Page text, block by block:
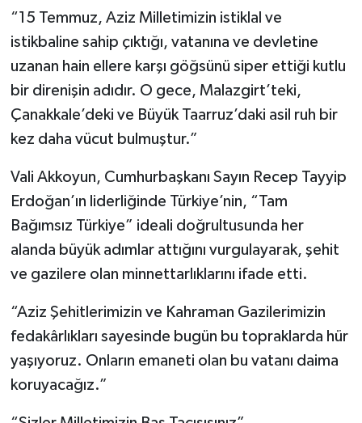
“15 Temmuz, Aziz Milletimizin istiklal ve
istikbaline sahip çıktığı, vatanına ve devletine
uzanan hain ellere karşı göğsünü siper ettiği kutlu
bir direnişin adıdır. O gece, Malazgirt’teki,
Çanakkale’deki ve Büyük Taarruz’daki asil ruh bir
kez daha vücut bulmuştur.”
Vali Akkoyun, Cumhurbaşkanı Sayın Recep Tayyip
Erdoğan’ın liderliğinde Türkiye’nin, “Tam
Bağımsız Türkiye” ideali doğrultusunda her
alanda büyük adımlar attığını vurgulayarak, şehit
ve gazilere olan minnettarlıklarını ifade etti.
“Aziz Şehitlerimizin ve Kahraman Gazilerimizin
fedakârlıkları sayesinde bugün bu topraklarda hür
yaşıyoruz. Onların emaneti olan bu vatanı daima
koruyacağız.”